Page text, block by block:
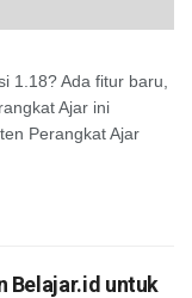
1.18? Ada fitur baru,
Ajar ini
Perangkat Ajar
Belajar.id untuk